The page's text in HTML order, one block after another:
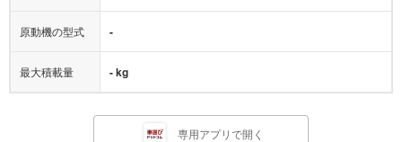
原動機の型式 -
最大積載量 - kg
専用アプリで開く